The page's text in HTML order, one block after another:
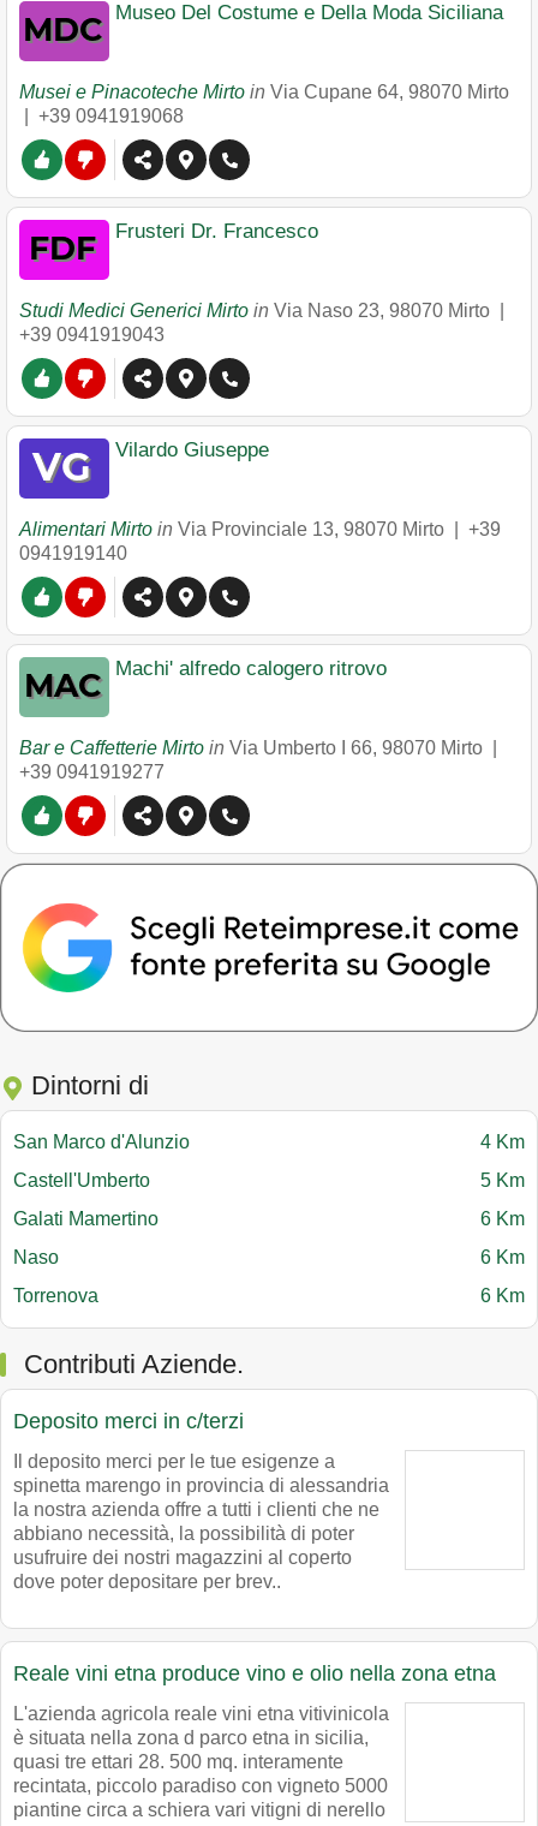
Museo Del Costume e Della Moda Siciliana
Musei e Pinacoteche Mirto in Via Cupane 64, 98070 Mirto
+39 0941919068
Frusteri Dr. Francesco
Studi Medici Generici Mirto in Via Naso 23, 98070 Mirto
+39 0941919043
Vilardo Giuseppe
Alimentari Mirto in Via Provinciale 13, 98070 Mirto
+39
0941919140
Machi' alfredo calogero ritrovo
Bar e Caffetterie Mirto in Via Umberto I 66, 98070 Mirto
+39 0941919277
Dintorni di
San Marco d'Alunzio
4 Km
Castell'Umberto
5 Km
Galati Mamertino
6 Km
Naso
6 Km
Torrenova
6 Km
Contributi Aziende.
Deposito merci in c/terzi
Il deposito merci per le tue esigenze a
spinetta marengo in provincia di alessandria
la nostra azienda offre a tutti i clienti che ne
abbiano necessità, la possibilità di poter
usufruire dei nostri magazzini al coperto
dove poter depositare per brev..
Reale vini etna produce vino e olio nella zona etna
L'azienda agricola reale vini etna vitivinicola
è situata nella zona d parco etna in sicilia,
quasi tre ettari 28. 500 mq. interamente
recintata, piccolo paradiso con vigneto 5000
piantine circa a schiera vari vitigni di nerello